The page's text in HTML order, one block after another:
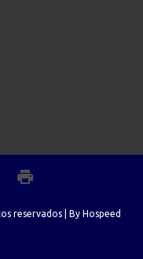
reservados | By Hospeed